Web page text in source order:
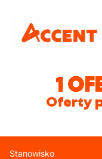
1
Oferty
Stanowisko